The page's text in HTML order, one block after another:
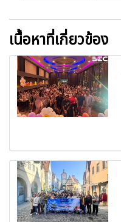
เนื้อหาที่เกี่ยวข้อง